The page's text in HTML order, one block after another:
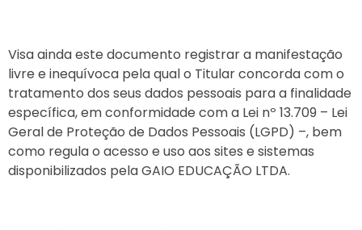
Visa ainda este documento registrar a manifestação
livre e inequívoca pela qual o Titular concorda com o
tratamento dos seus dados pessoais para a finalidade
específica, em conformidade com a Lei nº 13.709 – Lei
Geral de Proteção de Dados Pessoais (LGPD) –, bem
como regula o acesso e uso aos sites e sistemas
disponibilizados pela GAIO EDUCAÇÃO LTDA.